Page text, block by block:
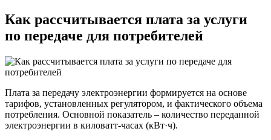
Как рассчитывается плата за услуги
по передаче для потребителей
Плата за передачу электроэнергии формируется на основе
тарифов, установленных регулятором, и фактического объема
потребления. Основной показатель – количество переданной
электроэнергии в киловатт-часах (кВт·ч).